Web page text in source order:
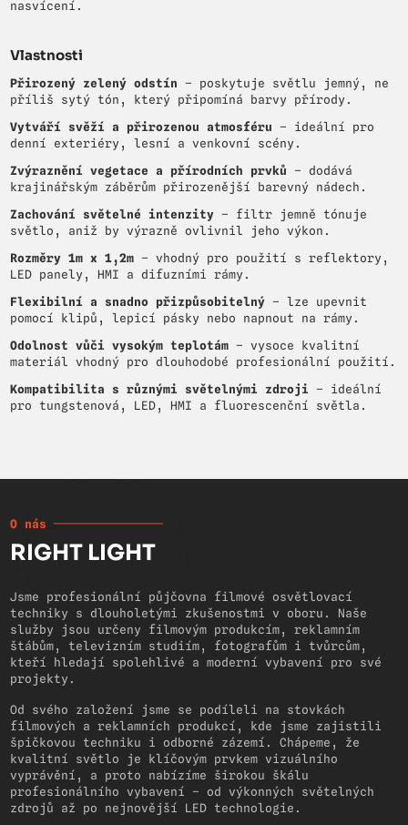
nasvícení.
Vlastnosti
Přirozený zelený odstín – poskytuje světlu jemný, ne
příliš sytý tón, který připomíná barvy přírody.
Vytváří svěží a přirozenou atmosféru – ideální pro
denní exteriéry, lesní a venkovní scény.
Zvýraznění vegetace a přírodních prvků – dodává
krajinářským záběrům přirozenější barevný nádech.
Zachování světelné intenzity – filtr jemně tónuje
světlo, aniž by výrazně ovlivnil jeho výkon.
Rozměry 1m x 1,2m – vhodný pro použití s reflektory,
LED panely, HMI a difuzními rámy.
Flexibilní a snadno přizpůsobitelný – lze upevnit
pomocí klipů, lepicí pásky nebo napnout na rámy.
Odolnost vůči vysokým teplotám – vysoce kvalitní
materiál vhodný pro dlouhodobé profesionální použití.
Kompatibilita s různými světelnými zdroji – ideální
pro tungstenová, LED, HMI a fluorescenční světla.
O nás
RIGHT LIGHT
Jsme profesionální půjčovna filmové osvětlovací
techniky s dlouholetými zkušenostmi v oboru. Naše
služby jsou určeny filmovým produkcím, reklamním
štábům, televizním studiím, fotografům i tvůrcům,
kteří hledají spolehlivé a moderní vybavení pro své
projekty.
Od svého založení jsme se podíleli na stovkách
filmových a reklamních produkcí, kde jsme zajistili
špičkovou techniku i odborné zázemí. Chápeme, že
kvalitní světlo je klíčovým prvkem vizuálního
vyprávění, a proto nabízíme širokou škálu
profesionálního vybavení – od výkonných světelných
zdrojů až po nejnovější LED technologie.